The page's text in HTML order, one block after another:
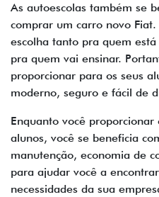
As autoescolas também se
comprar um carro novo
escolha tanto pra quem
pra quem vai ensinar.
proporcionar para os seus
moderno, seguro e fácil de
Enquanto você
alunos, você se beneficia
manutenção, economia de
para ajudar você a
necessidades da sua